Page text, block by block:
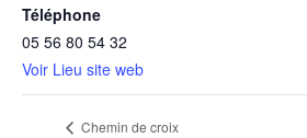
Téléphone
05 56 80 54 32
Voir Lieu site web
Chemin de croix